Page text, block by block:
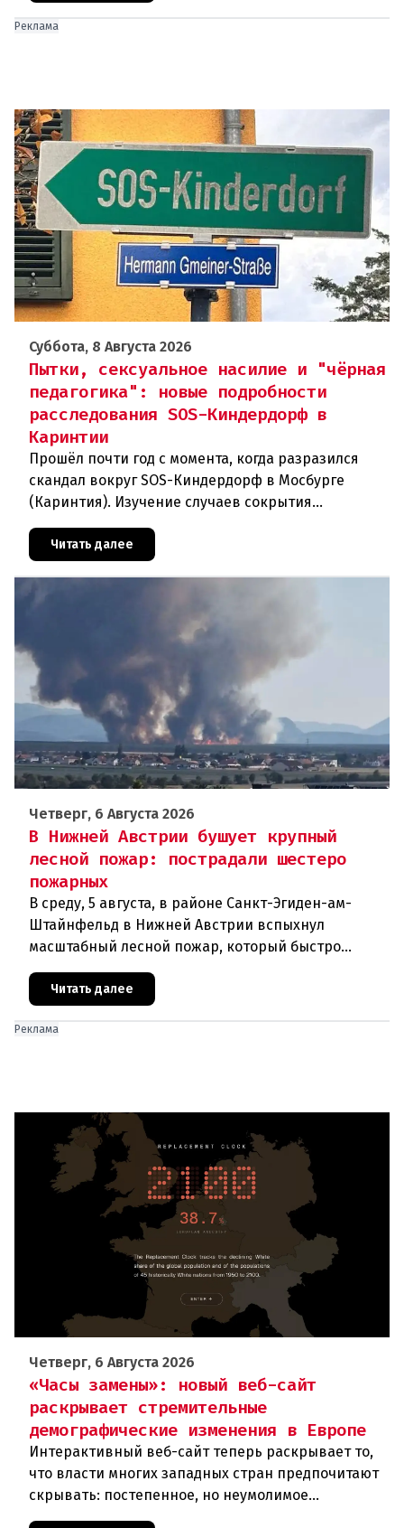
Реклама
Суббота, 8 Августа 2026
Пытки, сексуальное насилие и "чёрная
педагогика": новые подробности
расследования SOS-Киндердорф в
Каринтии
Прошёл почти год с момента, когда разразился
скандал вокруг SOS-Киндердорф в Мосбурге
(Каринтия). Изучение случаев сокрытия
масштабное расследование, которое продо
Читать далее
Четверг, 6 Августа 2026
В Нижней Австрии бушует крупный
лесной пожар: пострадали шестеро
пожарных
В среду, 5 августа, в районе Санкт-Эгиден-ам-
Штайнфельд в Нижней Австрии вспыхнул
масштабный лесной пожар, который быстро
В ходе тушения пострадали шесте
Читать далее
Реклама
Четверг, 6 Августа 2026
«Часы замены»: новый веб-сайт
раскрывает стремительные
демографические изменения в Европе
Интерактивный веб-сайт теперь раскрывает то,
что власти многих западных стран предпочитают
скрывать: постепенное, но неумолимое
сокращение численности населения